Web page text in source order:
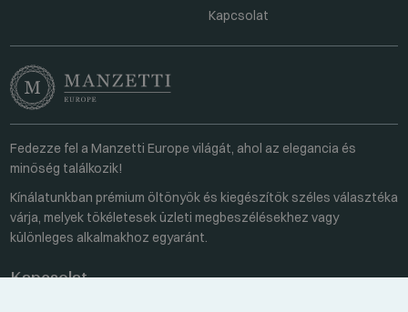
Kapcsolat
Fedezze fel a Manzetti Europe világát, ahol az elegancia és
minőség találkozik!
Kínálatunkban prémium öltönyök és kiegészítők széles választéka
várja, melyek tökéletesek üzleti megbeszélésekhez vagy
különleges alkalmakhoz egyaránt.
Kapcsolat